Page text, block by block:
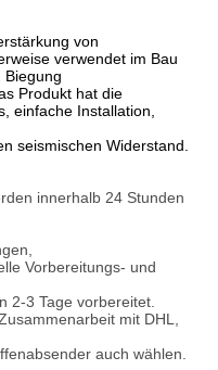
von
verwendet im Bau
Biegung
Produkt hat die
einfache Installation,
seismischen Widerstand.
innerhalb 24 Stunden
Vorbereitungs- und
2-3 Tage vorbereitet.
mit DHL,
auch wählen.